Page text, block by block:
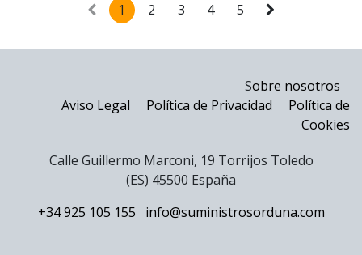
1 2 3 4 5
Sobre nosotros
Aviso Legal
Política de Privacidad
Política de
Cookies
Calle Guillermo Marconi, 19 Torrijos Toledo
(ES) 45500 España
+34 925 105 155
info@suministrosorduna.com